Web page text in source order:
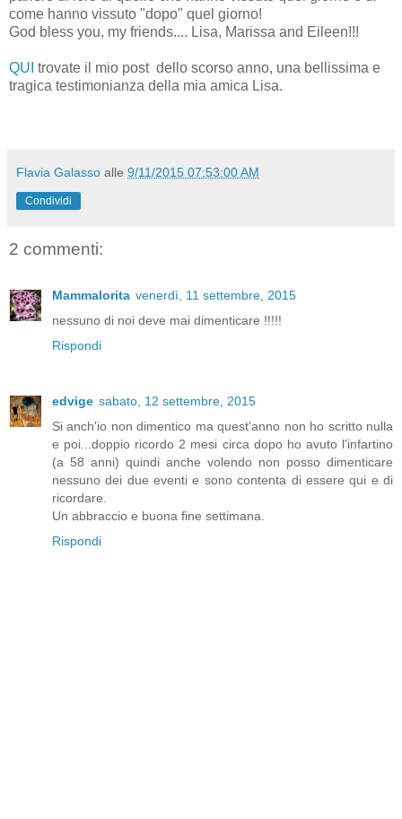
come hanno vissuto "dopo" quel giorno!
God bless you, my friends.... Lisa, Marissa and Eileen!!!
QUI trovate il mio post dello scorso anno, una bellissima e
tragica testimonianza della mia amica Lisa.
Flavia Galasso alle 9/11/2015 07:53:00 AM
Condividi
2 commenti:
Mammalorita venerdì, 11 settembre, 2015
nessuno di noi deve mai dimenticare !!!!!
Rispondi
edvige sabato, 12 settembre, 2015
Si anch'io non dimentico ma quest'anno non ho scritto nulla
e poi...doppio ricordo 2 mesi circa dopo ho avuto l'infartino
(a 58 anni) quindi anche volendo non posso dimenticare
nessuno dei due eventi e sono contenta di essere qui e di
ricordare.
Un abbraccio e buona fine settimana.
Rispondi